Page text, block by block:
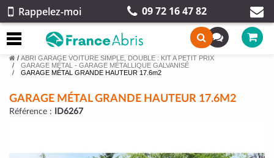
Rappelez-moi 09 72 16 47 82
/ ABRI GARAGE VOITURE SIMPLE, DOUBLE : KIT A PETIT PRIX
GARAGE MÉTAL - GARAGE MÉTALLIQUE GALVANISÉ
GARAGE MÉTAL GRANDE HAUTEUR 17.6m2
GARAGE MÉTAL GRANDE HAUTEUR 17.6M2
Référence : ID6267